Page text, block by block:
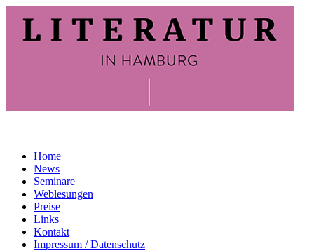
Home
News
Seminare
Weblesungen
Preise
Links
Kontakt
Impressum / Datenschutz